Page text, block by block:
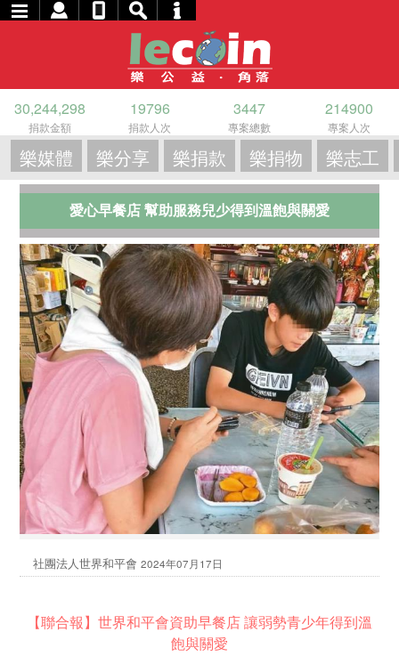
30,244,298
捐款金額
19796
捐款人次
3447
專案總數
214900
專案人次
樂媒體 樂分享 樂捐款 樂捐物 樂志工
愛心早餐店 幫助服務兒少得到溫飽與關愛
社團法人世界和平會2024年07月17日
【聯合報】世界和平會資助早餐店 讓弱勢青少年得到溫
飽與關愛